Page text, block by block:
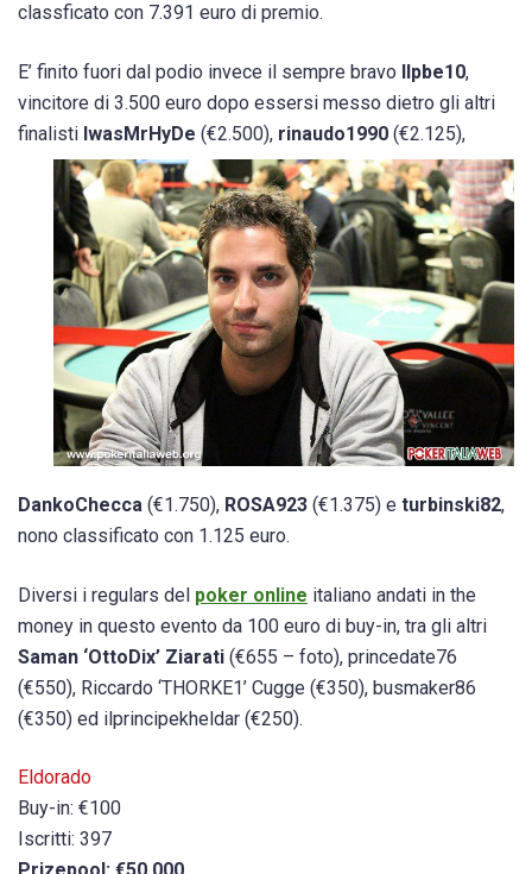
classficato con 7.391 euro di premio.
E’ finito fuori dal podio invece il sempre bravo Ilpbe10,
vincitore di 3.500 euro dopo essersi messo dietro gli altri
finalisti IwasMrHyDe (€2.500), rinaudo1990 (€2.125),
DankoChecca (€1.750), ROSA923 (€1.375) e turbinski82,
nono classificato con 1.125 euro.
Diversi i regulars del poker online italiano andati in the
money in questo evento da 100 euro di buy-in, tra gli altri
Saman ‘OttoDix’ Ziarati (€655 – foto), princedate76
(€550), Riccardo ‘THORKE1’ Cugge (€350), busmaker86
(€350) ed ilprincipekheldar (€250).
Eldorado
Buy-in: €100
Iscritti: 397